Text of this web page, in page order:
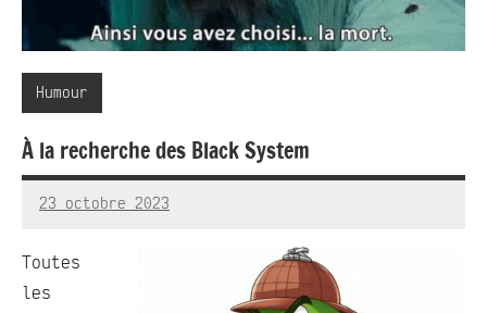
Humour
À la recherche des Black System
23 octobre 2023
RedBug
Aucun
Toutes
les